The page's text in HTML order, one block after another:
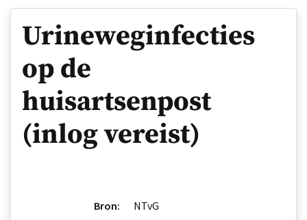
Urineweginfecties
op de
huisartsenpost
(inlog vereist)
Bron:
NTvG